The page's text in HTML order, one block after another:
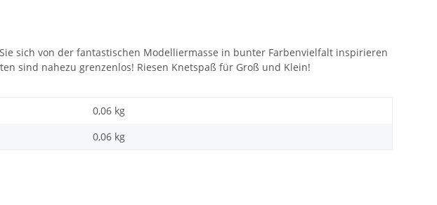
sich von der fantastischen Modelliermasse in bunter Farbenvielfalt inspirieren
sind nahezu grenzenlos! Riesen Knetspaß für Groß und Klein!
0,06 kg
0,06 kg